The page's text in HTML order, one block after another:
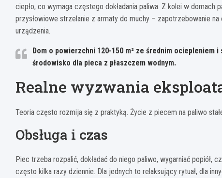
ciepło, co wymaga częstego dokładania paliwa. Z kolei w
przysłowiowe strzelanie z armaty do muchy – zapotrzebowanie
urządzenia.
Dom o powierzchni 120-150 m² ze średnim ociepleniem
środowisko dla pieca z płaszczem wodnym.
Realne wyzwania
Teoria często rozmija się z praktyką. Życie z piecem na paliwo
Obsługa i czas
Piec trzeba rozpalić, dokładać do niego paliwo, wygarniać popiół,
często kilka razy dziennie. Dla jednych to relaksujący rytuał, dla